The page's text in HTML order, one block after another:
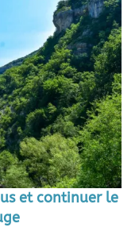
et continuer le